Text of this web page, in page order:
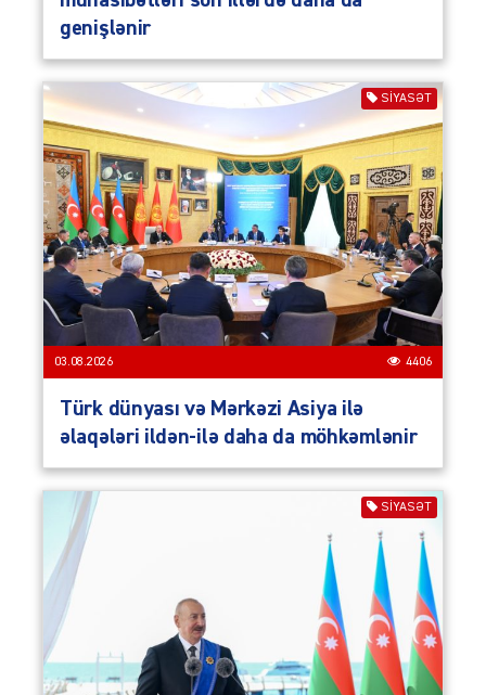
genişlənir
SIYASƏT
03.08.2026 4406
Türk dünyası və Mərkəzi Asiya ilə
əlaqələri ildən-ilə daha da möhkəmlənir
SIYASƏT